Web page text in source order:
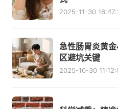
2025-11-30
急性肠胃炎黄
区避坑关键
2025-10-30